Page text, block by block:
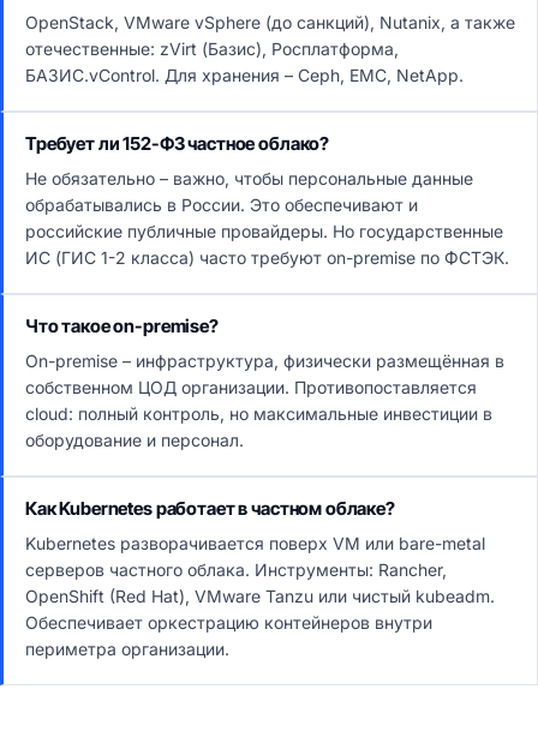
OpenStack, VMware vSphere (до санкций), Nutanix, а также
отечественные: zVirt (Базис), Росплатформа,
БАЗИС.vControl. Для хранения – Ceph, EMC, NetApp.
Требует ли 152-ФЗ частное облако?
Не обязательно – важно, чтобы персональные данные
обрабатывались в России. Это обеспечивают и
российские публичные провайдеры. Но государственные
ИС (ГИС 1-2 класса) часто требуют on-premise по ФСТЭК.
Что такое on-premise?
On-premise – инфраструктура, физически размещённая в
собственном ЦОД организации. Противопоставляется
cloud: полный контроль, но максимальные инвестиции в
оборудование и персонал.
Как Kubernetes работает в частном облаке?
Kubernetes разворачивается поверх VM или bare-metal
серверов частного облака. Инструменты: Rancher,
OpenShift (Red Hat), VMware Tanzu или чистый kubeadm.
Обеспечивает оркестрацию контейнеров внутри
периметра организации.